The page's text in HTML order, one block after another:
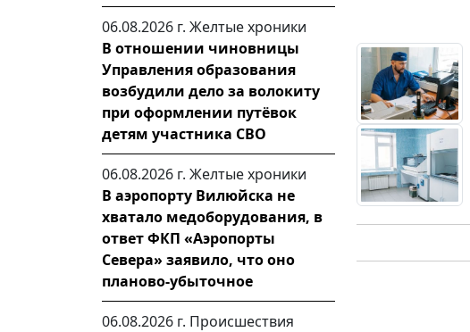
06.08.2026 г. Желтые хроники
В отношении чиновницы
Управления образования
возбудили дело за волокиту
при оформлении путёвок
детям участника СВО
06.08.2026 г. Желтые хроники
В аэропорту Вилюйска не
хватало медоборудования, в
ответ ФКП «Аэропорты
Севера» заявило, что оно
планово-убыточное
06.08.2026 г. Происшествия